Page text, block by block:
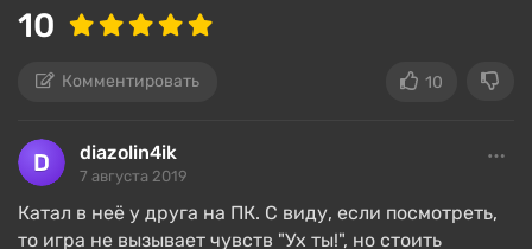
10
Комментировать 10
diazolin4ik
7 августа 2019
Катал в неё у друга на ПК. С виду, если посмотреть,
то игра не вызывает чувств "Ух ты!", но стоить